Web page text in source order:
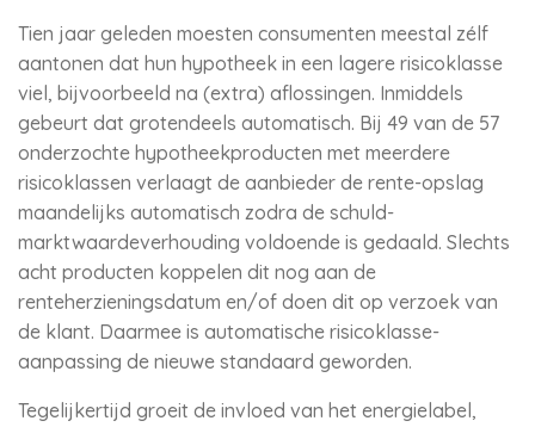
Tien jaar geleden moesten consumenten meestal zélf
aantonen dat hun hypotheek in een lagere risicoklasse
viel, bijvoorbeeld na (extra) aflossingen. Inmiddels
gebeurt dat grotendeels automatisch. Bij 49 van de 57
onderzochte hypotheekproducten met meerdere
risicoklassen verlaagt de aanbieder de rente-opslag
maandelijks automatisch zodra de schuld-
marktwaardeverhouding voldoende is gedaald. Slechts
acht producten koppelen dit nog aan de
renteherzieningsdatum en/of doen dit op verzoek van
de klant. Daarmee is automatische risicoklasse-
aanpassing de nieuwe standaard geworden.
Tegelijkertijd groeit de invloed van het energielabel,